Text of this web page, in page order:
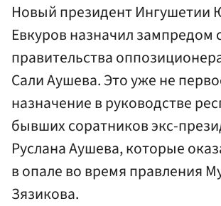
Новый президент Ингушетии
Евкуров назначил зампредом
правительства
Сали Аушева. Это уже не
назначение в руководстве
бывших соратников экс-
Руслана Аушева, которые
в опале во время правления
Зязикова.